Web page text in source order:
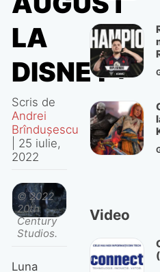
LA
DISNEY+
Scris de
Andrei
Brîndușescu
25 iulie,
2022
© 2022
20th
Century
Studios.
Luna
Video